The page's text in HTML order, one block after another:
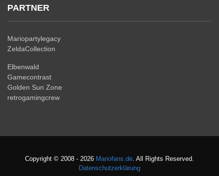
PARTNER
Mariopartylegacy
ZeldaCollection
Elbenwald
Gamecontrast
Golden Sun Zone
retrogamingcrew
Copyright © 2008 - 2026 Mariofans.de. All Rights Reserved.
Datenschutzerklärung